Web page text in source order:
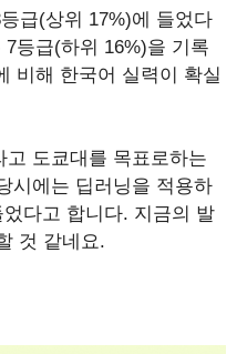
급(상위 17%)에 들었다
등급(하위 16%)을 기록
비해 한국어 실력이 확실
도쿄대를 목표로하는
시에는 딥러닝을 적용하
다고 합니다. 지금의 발
것 같네요.